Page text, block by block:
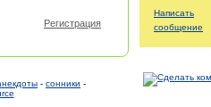
Регистрация
- сонники -
Написать
сообщение